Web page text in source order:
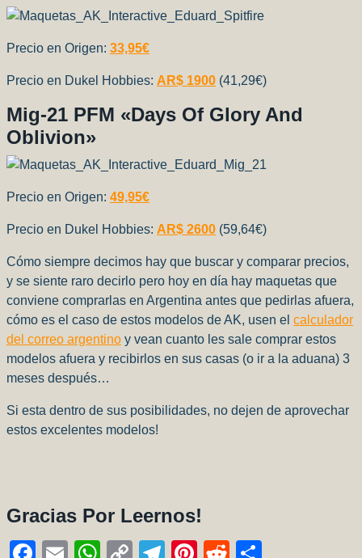
Precio en Origen: 33,95€
Precio en Dukel Hobbies: AR$ 1900 (41,29€)
Mig-21 PFM «Days Of Glory And
Oblivion»
Precio en Origen: 49,95€
Precio en Dukel Hobbies: AR$ 2600 (59,64€)
Cómo siempre decimos hay que buscar y comparar precios,
y se siente raro decirlo pero hoy en día hay maquetas que
conviene comprarlas en Argentina antes que pedirlas afuera,
cómo es el caso de estos modelos de AK, usen el calculador
del correo argentino y vean cuanto les sale comprar estos
modelos afuera y recibirlos en sus casas (o ir a la aduana) 3
meses después…
Si esta dentro de sus posibilidades, no dejen de aprovechar
estos excelentes modelos!
Gracias Por Leernos!